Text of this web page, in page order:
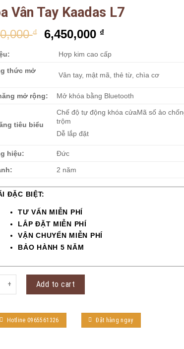
Vân Tay Kaadas L7
₫ 6,450,000 ₫
Hợp kim cao cấp
thức mở
Vân tay, mật mã, thẻ từ, chìa cơ
mở rộng: Mở khóa bằng Bluetooth
tiêu biểu
Chế độ tự động khóa cửaMã số ảo
trộm
Dễ lắp đặt
hiệu: Đức
2 năm
ĐẶC BIỆT:
TƯ VẤN MIỄN PHÍ
LẮP ĐẶT MIỄN PHÍ
VẬN CHUYỂN MIỄN PHÍ
BẢO HÀNH 5 NĂM
Tay Kaadas L7 quantity
Add to cart
Hotline 0965561326 Đặt hàng ngay